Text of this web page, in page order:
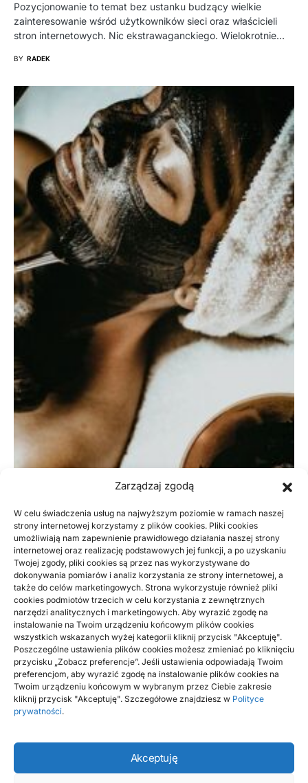
Zarządzaj zgodą
W celu świadczenia usług na najwyższym poziomie w ramach naszej
strony internetowej korzystamy z plików cookies. Pliki cookies
umożliwiają nam zapewnienie prawidłowego działania naszej strony
internetowej oraz realizację podstawowych jej funkcji, a po uzyskaniu
Twojej zgody, pliki cookies są przez nas wykorzystywane do
dokonywania pomiarów i analiz korzystania ze strony internetowej, a
także do celów marketingowych. Strona wykorzystuje również pliki
cookies podmiotów trzecich w celu korzystania z zewnętrznych
narzędzi analitycznych i marketingowych. Aby wyrazić zgodę na
instalowanie na Twoim urządzeniu końcowym plików cookies
wszystkich wskazanych wyżej kategorii kliknij przycisk "Akceptuję".
Poszczególne ustawienia plików cookies możesz zmieniać po kliknięciu
przycisku „Zobacz preferencje”. Jeśli ustawienia odpowiadają Twoim
preferencjom, aby wyrazić zgodę na instalowanie plików cookies na
Twoim urządzeniu końcowym w wybranym przez Ciebie zakresie
kliknij przycisk "Akceptuję". Szczegółowe znajdziesz w Polityce
prywatności.
Akceptuję
Pozycjonowanie to temat bez ustanku budzący wielkie
zainteresowanie wśród użytkowników sieci oraz właścicieli
stron internetowych. Nic ekstrawaganckiego. Wielokrotnie…
BY RADEK
INNE
Metody oddziaływań terapeutycznych
oraz masaże, z których można korzystać
w Balanse Gabinet Terapii Naturalnych
Balanse Gabinet Terapii Naturalnych proponuje leczenie za
pomocą wkłuwania igieł w ściśle określone miejsca. Zabiegi z
zakresu klasycznej…
BY RADEK